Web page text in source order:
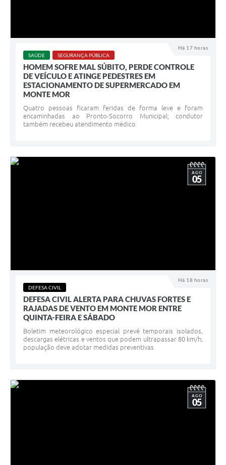
Há 17 horas
SAÚDE SEGURANÇA PÚBLICA
HOMEM SOFRE MAL SÚBITO, PERDE CONTROLE
DE VEÍCULO E ATINGE PEDESTRES EM
ESTACIONAMENTO DE SUPERMERCADO EM
MONTE MOR
Quatro pessoas ficaram feridas de forma leve e foram
encaminhadas ao Pronto-Socorro Municipal; condutor
também recebeu atendimento médico
Há 18 horas
AGO
05
DEFESA CIVIL
DEFESA CIVIL ALERTA PARA CHUVAS FORTES E
RAJADAS DE VENTO EM MONTE MOR ENTRE
QUINTA-FEIRA E SÁBADO
Boletim meteorológico especial prevê temporais isolados,
descargas elétricas e ventos que podem ultrapassar 80 km/h;
população deve adotar medidas preventivas
AGO
05